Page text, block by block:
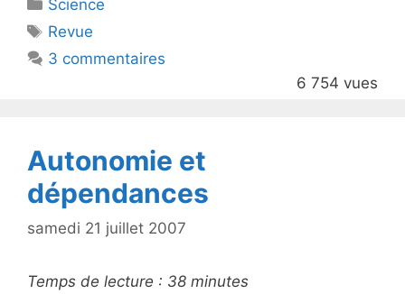
er e
o
Science
Étiquettes
Revue
3 commentaires
6 754 vues
Autonomie et
dépendances
samedi 21 juillet 2007
Temps de lecture : 38 minutes